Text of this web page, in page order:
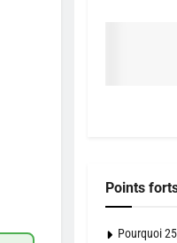
Points
Pourquoi